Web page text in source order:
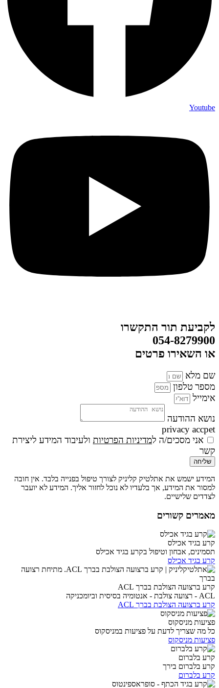
Youtube
לקביעת תור התקשרו
054-8279900
או השאירו פרטים
שם מלא
מספר טלפון
אימייל
נושא ההודעה
privacy accpet
אני מסכים/ה למדיניות הפרטיות ולעיבוד המידע ליצירת
קשר
שליחה
המידע ישמש את אתלטיק קליניק לצורך טיפול בפנייה בלבד. אין חובה
למסור את המידע, אך בלעדיו לא נוכל לחזור אליך. המידע לא יועבר
לצדדים שלישיים.
מאמרים קשורים
קרע בגיד אכילס
תסמינים, אבחון וטיפול בקרע בגיד אכילס
קרע בגיד אכילס
קרע ברצועה הצולבת בברך ACL
ACL - רצועה צולבת - אנטומיה בסיסית וביומכניקה
קרע ברצועה הצולבת בברך ACL
פציעות מניסקוס
כל מה שצריך לדעת על פציעות במניסקוס
פציעות מניסקוס
קרע בלברום
קרע בלברום בירך
קרע בלברום